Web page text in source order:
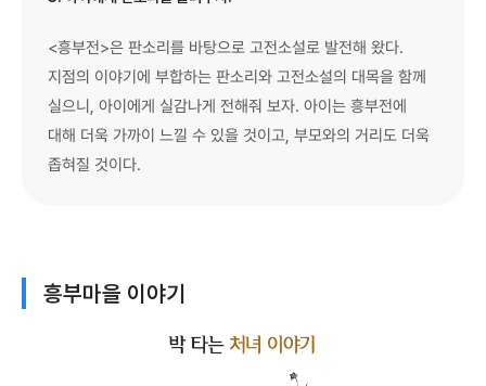
<흥부전>은 판소리를 바탕으로 고전소설로 발전해 왔다.
지점의 이야기에 부합하는 판소리와 고전소설의 대목을 함께
실으니, 아이에게 실감나게 전해줘 보자. 아이는 흥부전에
대해 더욱 가까이 느낄 수 있을 것이고, 부모와의 거리도 더욱
좁혀질 것이다.
흥부마을 이야기